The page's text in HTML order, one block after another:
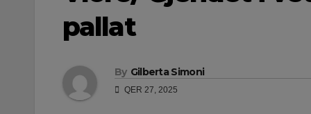
pallat
By Gilberta Simoni
QER 27, 2025